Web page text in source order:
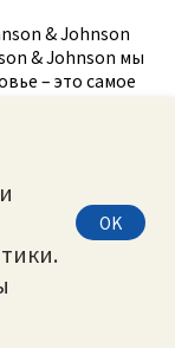
& Johnson
& Johnson мы
– это самое
позволяют нам
лечить и
лечения
и
а решения –
в области
и
OK